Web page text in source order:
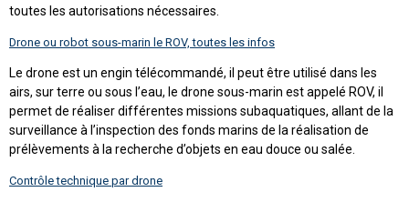
toutes les autorisations nécessaires.
Drone ou robot sous-marin le ROV, toutes les infos
Le drone est un engin télécommandé, il peut être utilisé dans les
airs, sur terre ou sous l’eau, le drone sous-marin est appelé ROV, il
permet de réaliser différentes missions subaquatiques, allant de la
surveillance à l’inspection des fonds marins de la réalisation de
prélèvements à la recherche d’objets en eau douce ou salée.
Contrôle technique par drone